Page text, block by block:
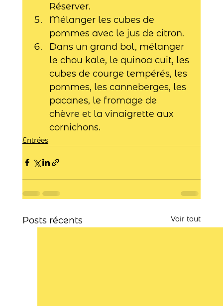
Réserver.
Mélanger les cubes de
pommes avec le jus de citron.
Dans un grand bol, mélanger
le chou kale, le quinoa cuit, les
cubes de courge tempérés, les
pommes, les canneberges, les
pacanes, le fromage de
chèvre et la vinaigrette aux
cornichons.
Entrées
Posts récents Voir tout